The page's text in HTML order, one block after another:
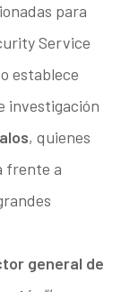
para
Service
establece
investigación
, quienes
frente a
general de